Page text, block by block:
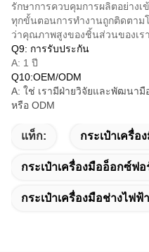
รักษาการควบคุมการผลิตอย่าง
ทุกขั้นตอนการทํางานถูกติดตาม
ว่าคุณภาพสูงของชิ้นส่วนของเรา.
Q9: การรับประกัน
A: 1 ปี
Q10:OEM/ODM
A: ใช่ เรามีฝ่ายวิจัยและพัฒนา
หรือ ODM
แท็ก: กระเป๋าเครื่อ
กระเป๋าเครื่องมืออ็อกซ์ฟอ
กระเป๋าเครื่องมือช่างไฟฟ้า